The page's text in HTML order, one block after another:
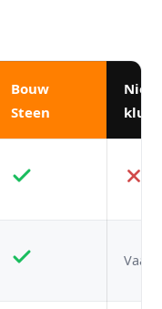
Bouw
Steen
Niet-
Vaak